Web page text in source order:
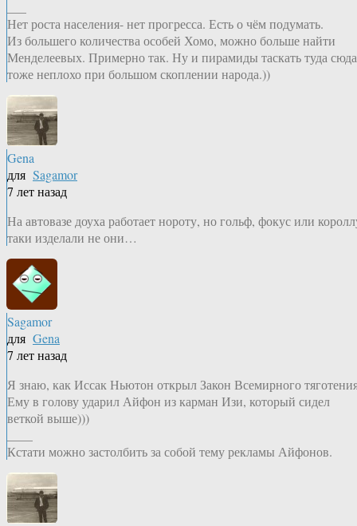
Нет роста населения- нет прогресса. Есть о чём подумать.
Из большего количества особей Хомо, можно больше найти
Менделеевых. Примерно так. Ну и пирамиды таскать туда
тоже неплохо при большом скоплении народа.))
Gena
для Sagamor
7 лет назад
На автовазе доуха работает нороту, но гольф, фокус или
таки изделали не они…
Sagamor
для Gena
7 лет назад
Я знаю, как Иссак Ньютон открыл Закон Всемирного
Ему в голову ударил Айфон из карман Изи, который сидел
веткой выше)))
Кстати можно застолбить за собой тему рекламы Айфонов.